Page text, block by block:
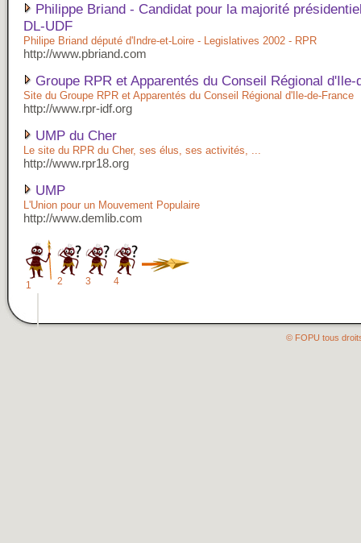
Philippe Briand - Candidat pour la majorité
DL-UDF
Philipe Briand député d'Indre-et-Loire - Legislatives 2002 - RPR
http://www.pbriand.com
Groupe RPR et Apparentés du Conseil Régional d'Ile-
Site du Groupe RPR et Apparentés du Conseil Régional d'Ile-de-France
http://www.rpr-idf.org
UMP du Cher
Le site du RPR du Cher, ses élus, ses activités, ...
http://www.rpr18.org
UMP
L'Union pour un Mouvement Populaire
http://www.demlib.com
1 2 3 4
© FOPU tous